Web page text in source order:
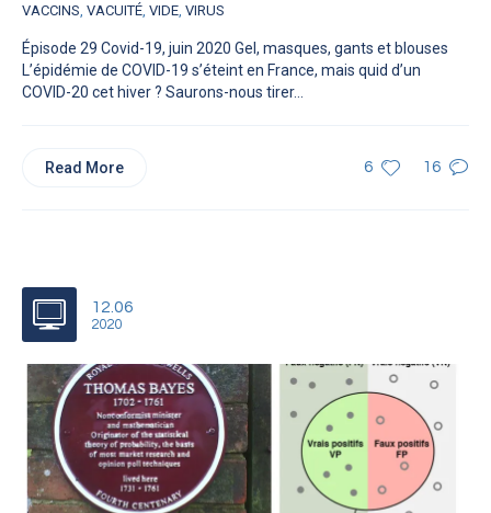
VACCINS, VACUITÉ, VIDE, VIRUS
Épisode 29 Covid-19, juin 2020 Gel, masques, gants et blouses
L’épidémie de COVID-19 s’éteint en France, mais quid d’un
COVID-20 cet hiver ? Saurons-nous tirer...
6 16
Read More
12.06
2020